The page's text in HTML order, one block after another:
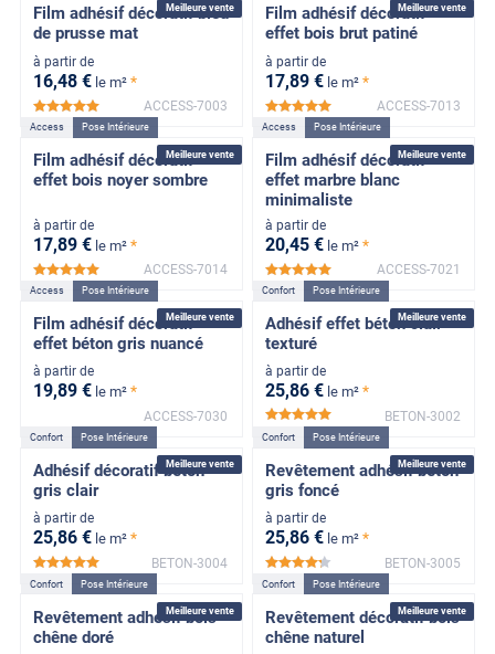
Meilleure vente
Film adhésif décoratif bleu
de prusse mat
à partir de
16,48 € le m² *
*****
ACCESS-7003
Meilleure vente
Film adhésif décoratif
effet bois brut patiné
à partir de
17,89 € le m² *
ACCESS-7013
Meilleure vente
Access Pose Intérieure
Film adhésif décoratif
effet bois noyer sombre
à partir de
17,89 € le m² *
*****
ACCESS-7014
Meilleure vente
Access Pose Intérieure
Film adhésif décoratif
effet marbre blanc
minimaliste
à partir de
20,45 € le m² *
ACCESS-7021
Meilleure vente
Access Pose Intérieure
Film adhésif décoratif
effet béton gris nuancé
à partir de
19,89 € le m² *
ACCESS-7030
Meilleure vente
Confort Pose Intérieure
Adhésif effet béton clair
texturé
à partir de
25,86 € le m² *
BETON-3002
Meilleure vente
Confort Pose Intérieure
Adhésif décoratif béton
gris clair
à partir de
25,86 € le m² *
*****
BETON-3004
Meilleure vente
Confort Pose Intérieure
Revêtement adhésif béton
gris foncé
à partir de
25,86 € le m² *
*****
BETON-3005
Meilleure vente
Confort Pose Intérieure
Revêtement adhésif bois
chêne doré
Meilleure vente
Confort Pose Intérieure
Revêtement décoratif bois
chêne naturel